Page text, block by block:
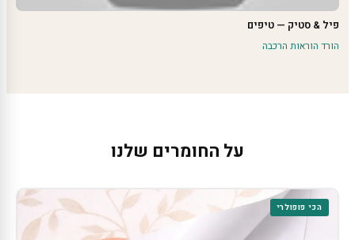
פיל & סטיק — טיפים
הורד הוראות הרכבה
על החומרים שלנו
הכי פופולרי